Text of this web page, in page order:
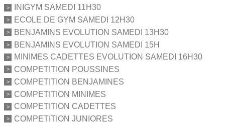
INIGYM SAMEDI 11H30
ECOLE DE GYM SAMEDI 12H30
BENJAMINS EVOLUTION SAMEDI 13H30
BENJAMINS EVOLUTION SAMEDI 15H
MINIMES CADETTES EVOLUTION SAMEDI 16H30
COMPETITION POUSSINES
COMPETITION BENJAMINES
COMPETITION MINIMES
COMPETITION CADETTES
COMPETITION JUNIORES